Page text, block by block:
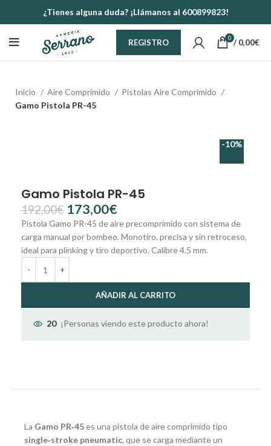
¿Tienes alguna duda? ¡Llámanos al 600899823!
REGISTRO 0 / 0,00€
Inicio Aire Comprimido
Pistolas Aire Comprimido
Gamo Pistola PR-45
-10%
Gamo Pistola PR-45
192,00€ 173,00€
Pistola Gamo PR-45 de aire precomprimido con sistema de
carga manual por bombeo. Monotiro, precisa y sin retroceso,
ideal para plinking y tiro deportivo. Calibre 4.5 mm.
AÑADIR AL CARRITO
20 ¡Personas viendo este producto ahora!
La Gamo PR‑45es una pistola de aire comprimido tipo
single‑stroke pneumatic, que se carga mediante un